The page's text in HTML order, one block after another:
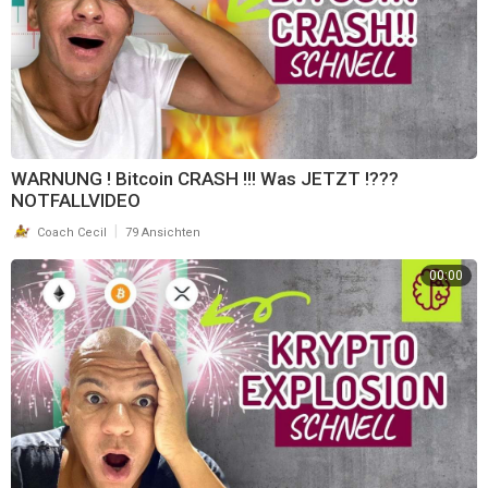
Citrullin:https://amzn.to/2Sa5Dx2 *
EAAs:https://amzn.to/3jf9bdc*
BCAAs:https://amzn.to/3n1Q2hu *
🔥 FETTVERBRENNUNG 🔥
L-Carnitin:https://amzn.to/33d4QC0*
BIO Sencha Grüntee - Japan: https://bit.ly/3ijpdCC
🤓 BUCHEMPFEHLUNGEN 🤓
Die Weizenwampe:https://amzn.to/2S8A0UH
Dr. Perlmutter, Scheiß schlau:https://amzn.to/30mfyEj*
Die Anabole Diät:https://amzn.to/36hAb8k*
Ein Mammut auf den Teller:https://amzn.to/2Gcy8Yu*
Das Getreide - Zweischneidiges Schwert der Menschheit:
https://amzn.to/33f9PSJ*
Low Carb im Sport:https://amzn.to/3mYpmxT*
Leben ohne Brot:https://amzn.to/341O4ok *
Die bittere Wahrheit über Zucker:
https://amzn.to/33d5pvC*
Brainwashed:https://amzn.to/2HJYl1j
The Hacking of the American Mind:
https://amzn.to/3cGoclR *
WARNUNG ! Bitcoin CRASH !!! Was JETZT !???
NOTFALLVIDEO
Coach Cecil 79 Ansichten
00:00